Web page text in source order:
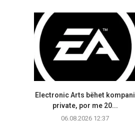
Electronic Arts bëhet kompani
private, por me 20...
06.08.2026 12:37